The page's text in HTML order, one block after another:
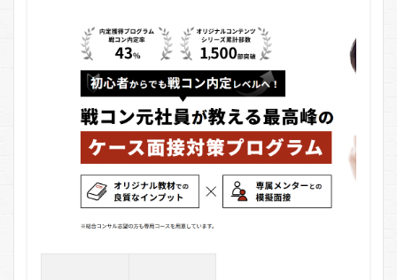
Strategists
の良い口コ
Strategists
の利用の流
4.1
1. 無
料メ
リン